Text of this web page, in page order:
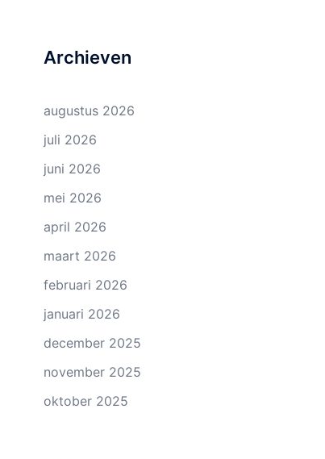
Archieven
augustus 2026
juli 2026
juni 2026
mei 2026
april 2026
maart 2026
februari 2026
januari 2026
december 2025
november 2025
oktober 2025